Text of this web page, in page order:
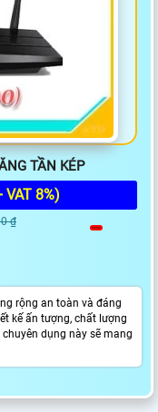
TẦN KÉP
VAT 8%)
₫
rộng an toàn và đáng
kế ấn tượng, chất lượng
dụng này sẽ mang